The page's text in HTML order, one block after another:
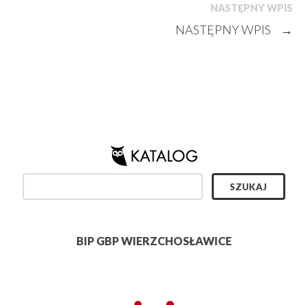
NASTĘPNY WPIS
NASTĘPNY WPIS →
BIP GBP WIERZCHOSŁAWICE